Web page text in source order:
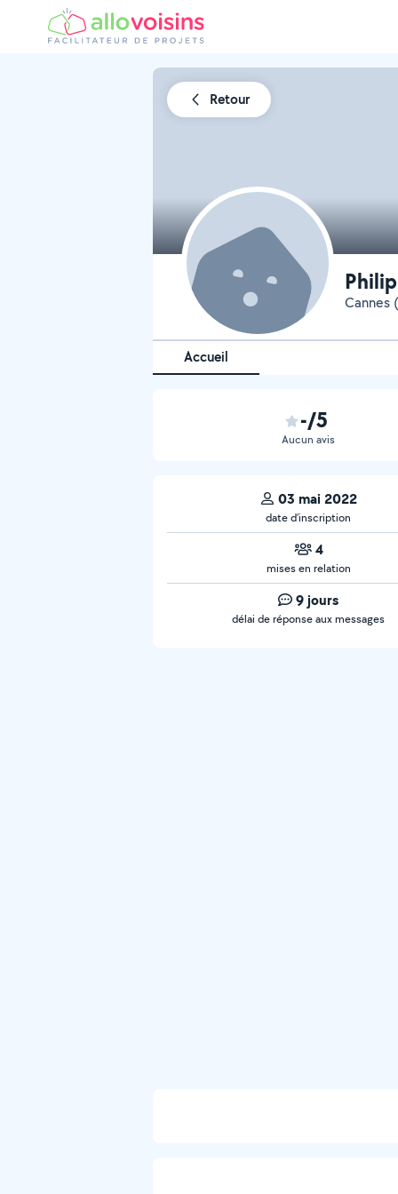
Retour
Cannes
Accueil
-/5
Aucun avis
03 mai 2022
date d’inscription
4
mises en relation
9 jours
délai de réponse aux messages